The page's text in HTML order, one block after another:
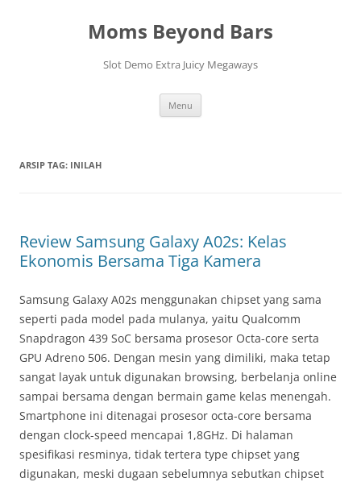
Moms Beyond Bars
Slot Demo Extra Juicy Megaways
Menu
ARSIP TAG: INILAH
Review Samsung Galaxy A02s: Kelas
Ekonomis Bersama Tiga Kamera
Samsung Galaxy A02s menggunakan chipset yang sama
seperti pada model pada mulanya, yaitu Qualcomm
Snapdragon 439 SoC bersama prosesor Octa-core serta
GPU Adreno 506. Dengan mesin yang dimiliki, maka tetap
sangat layak untuk digunakan browsing, berbelanja online
sampai bersama dengan bermain game kelas menengah.
Smartphone ini ditenagai prosesor octa-core bersama
dengan clock-speed mencapai 1,8GHz. Di halaman
spesifikasi resminya, tidak tertera type chipset yang
digunakan, meski dugaan sebelumnya sebutkan chipset